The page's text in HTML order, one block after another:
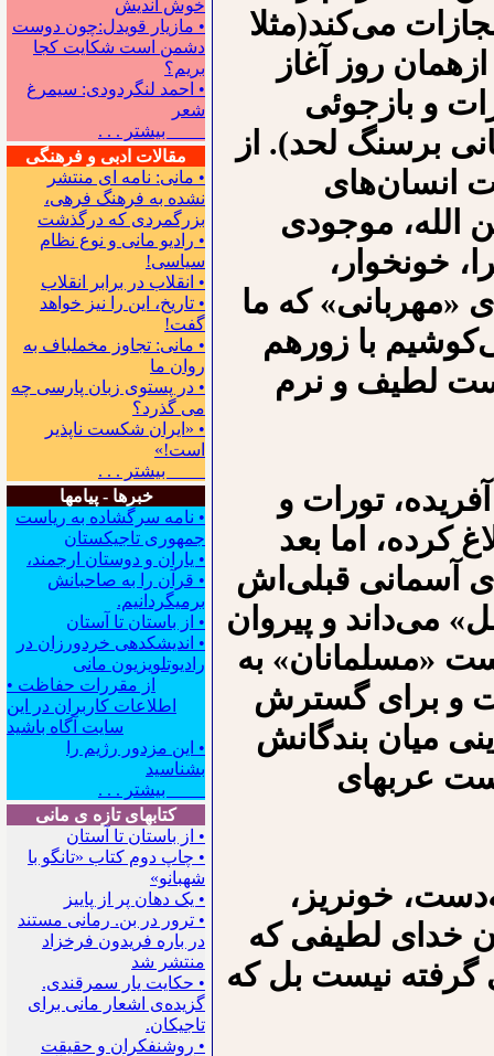
خوش اندیش
• مازیار قویدل:چون دوست
دشمن است شکایت کجا
بریم؟
• احمد لنگردودی: سیمرغ
شعر
بیشتر . . .
مقالات ادبی و فرهنگی
• مانی: نامه ای منتشر
نشده به فرهنگ فرهی،
بزرگمردی که درگذشت
• رادیو مانی و نوع نظام
سیاسی!
• انقلاب در برابر انقلاب
• تاریخ، این را نیز خواهد
گفت!
• مانی: تجاوز مخملباف به
روان ما
• در پستوی زبان پارسی چه
می گذرد؟
• «ایران شکست ناپذیر
است!»
بیشتر . . .
خبرها - پیامها
• نامه سرگشاده به ریاست
جمهوری تاجیکستان
• یاران و دوستان ارجمند،
• قرآن را به صاحبانش
برمیگردانیم.
• از باستان تا آستان
• اندیشکده‍ی خردورزان در
رادیوتلویزیون مانی
• از مقررات حفاظت
اطلاعات کاربران در این
سایت آگاه باشید
• این مزدور رژیم را
بشناسید
بیشتر . . .
کتابهای تازه ی مانی
• از باستان تا آستان
• چاپ دوم کتاب «تانگو با
شهبانو»
• یک دهان پر از پاییز
• ترور در بن. رمانی مستند
در باره فریدون فرخزاد
منتشر شد
• حکایت یار سمرقندی.
گزیده‌ی اشعار مانی برای
تاجیکان.
• روشنفکران و حقیقت
می‌کند(مثلا
روز آغاز
و بازجوئی
برسنگ لحد). از
انسان‌های
الله، موجودی
خونخوار،
«مهربانی» که ما
با زورهم
لطیف و نرم
تورات و
کرده، اما بعد
آسمانی قبلی‌اش
می‌داند و پیروان
«مسلمانان» به
و برای گسترش
میان بندگانش
عربهای
خونریز،
خدای لطیفی که
گرفته نیست بل که